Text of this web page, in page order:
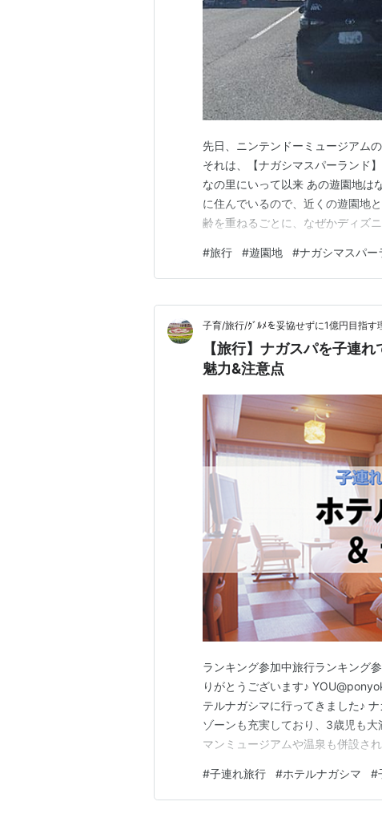
先日、ニンテンドーミュージアム
それは、【ナガシマスパーランド
なの里にいって以来 あの遊園地は
に住んでいるので、近くの遊園地
齢を重ねるごとに、なぜかディズ
ら…？ てなわけで、１時間半くら
なんか、個人的にそんなに富士急
#旅行 #遊園地 #ナガシマスパー
子育/旅行/ｸﾞﾙﾒを妥協せずに1億円目指す
【旅行】ナガスパを子連
魅力&注意点
ランキング参加中旅行ランキング
りがとうございます♪
テルナガシマに行ってきました♪
ゾーンも充実しており、3歳児も
マンミュージアムや温泉も併設さ
です。 我が子 ナガスパではどんな
スパ旅行を…
#子連れ旅行 #ホテルナガシマ #